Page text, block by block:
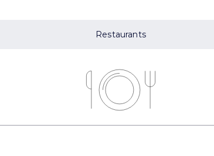
Restaurants